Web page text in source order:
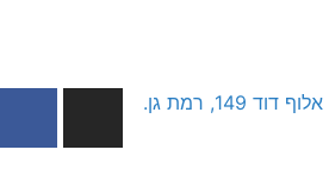
אלוף דוד 149, רמת גן.